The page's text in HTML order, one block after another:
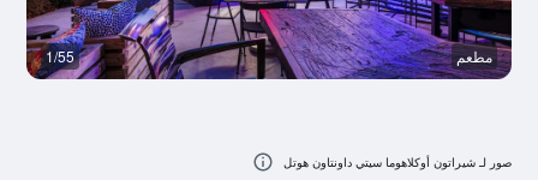
مطعم 1/55
صور لـ شيراتون أوكلاهوما سيتي داونتاون هوتل